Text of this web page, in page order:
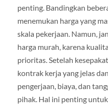
penting. Bandingkan
menemukan harga yang
skala pekerjaan. Namun,
harga murah, karena
prioritas. Setelah
kontrak kerja yang jelas
pengerjaan, biaya, dan
pihak. Hal ini penting